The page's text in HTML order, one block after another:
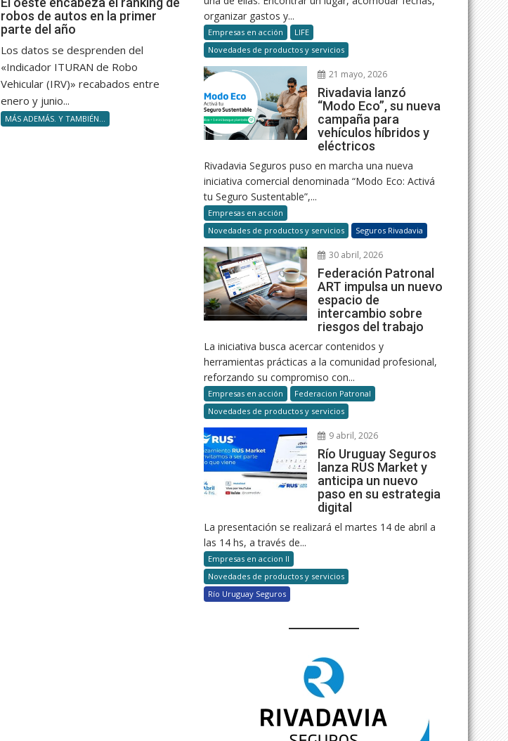
oeste
autos
robos de autos en la primer
parte del año
Los datos se desprenden del
«Indicador ITURAN de Robo
Vehicular (IRV)» recabados entre
enero y junio...
MÁS ADEMÁS. Y TAMBIÉN...
organizar gastos y...
Empresas en acción
LIFE
Novedades de productos y servicios
21 mayo, 2026
Rivadavia lanzó
“Modo Eco”, su nueva
campaña para
vehículos híbridos y
eléctricos
Rivadavia Seguros puso en marcha una nueva
iniciativa comercial denominada “Modo Eco: Activá
tu Seguro Sustentable”,...
Empresas en acción
Novedades de productos y servicios
Seguros Rivadavia
30 abril, 2026
Federación Patronal
ART impulsa un nuevo
espacio de
intercambio sobre
riesgos del trabajo
La iniciativa busca acercar contenidos y
herramientas prácticas a la comunidad profesional,
reforzando su compromiso con...
Empresas en acción
Federacion Patronal
Novedades de productos y servicios
9 abril, 2026
Río Uruguay Seguros
lanza RUS Market y
anticipa un nuevo
paso en su estrategia
digital
La presentación se realizará el martes 14 de abril a
las 14 hs, a través de...
Empresas en accion II
Novedades de productos y servicios
Río Uruguay Seguros